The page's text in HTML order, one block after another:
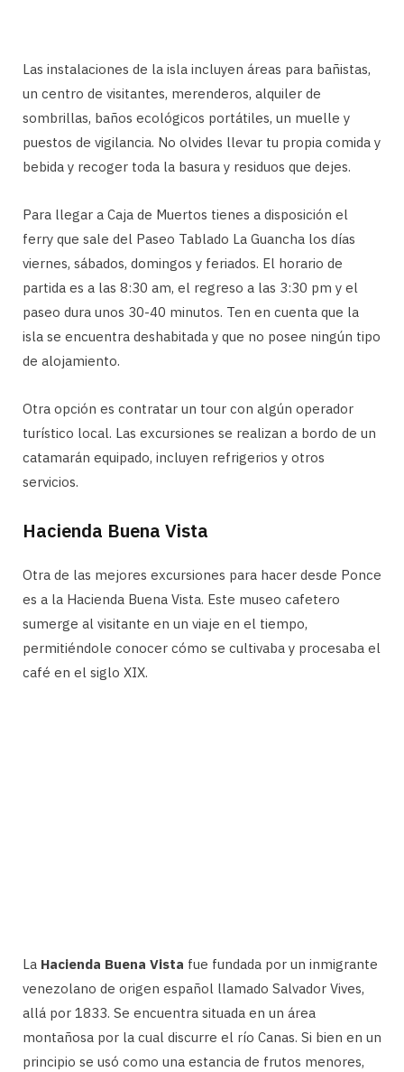
Las instalaciones de la isla incluyen áreas para bañistas,
un centro de visitantes, merenderos, alquiler de
sombrillas, baños ecológicos portátiles, un muelle y
puestos de vigilancia. No olvides llevar tu propia comida y
bebida y recoger toda la basura y residuos que dejes.
Para llegar a Caja de Muertos tienes a disposición el
ferry que sale del Paseo Tablado La Guancha los días
viernes, sábados, domingos y feriados. El horario de
partida es a las 8:30 am, el regreso a las 3:30 pm y el
paseo dura unos 30-40 minutos. Ten en cuenta que la
isla se encuentra deshabitada y que no posee ningún tipo
de alojamiento.
Otra opción es contratar un tour con algún operador
turístico local. Las excursiones se realizan a bordo de un
catamarán equipado, incluyen refrigerios y otros
servicios.
Hacienda Buena Vista
Otra de las mejores excursiones para hacer desde Ponce
es a la Hacienda Buena Vista. Este museo cafetero
sumerge al visitante en un viaje en el tiempo,
permitiéndole conocer cómo se cultivaba y procesaba el
café en el siglo XIX.
La Hacienda Buena Vista fue fundada por un inmigrante
venezolano de origen español llamado Salvador Vives,
allá por 1833. Se encuentra situada en un área
montañosa por la cual discurre el río Canas. Si bien en un
principio se usó como una estancia de frutos menores,